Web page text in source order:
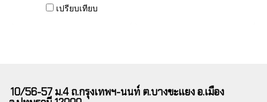
เปรียบเทียบ
10/56-57 ม.4 ถ.กรุงเทพฯ-นนท์ ต.บางขะแยง อ.เมือง